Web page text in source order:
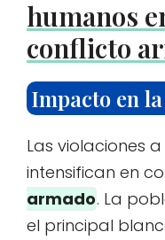
humanos
conflicto
Impacto en
Las violaciones
intensifican en
armado. La
el principal